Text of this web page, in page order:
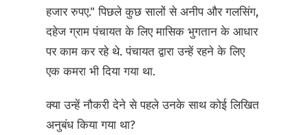
हजार रुपए." पिछले कुछ सालों से अनीप और गलसिंग,
दहेज ग्राम पंचायत के लिए मासिक भुगतान के आधार
पर काम कर रहे थे. पंचायत द्वारा उन्हें रहने के लिए
एक कमरा भी दिया गया था.
क्या उन्हें नौकरी देने से पहले उनके साथ कोई लिखित
अनुबंध किया गया था?